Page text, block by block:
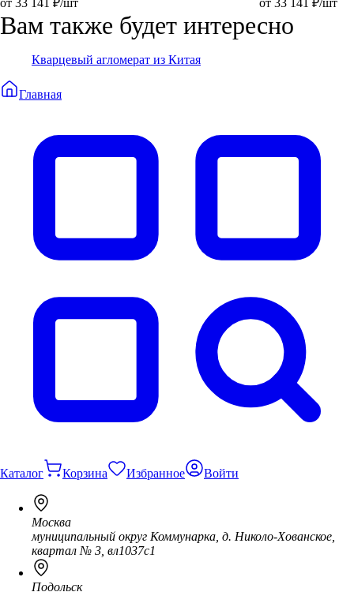
от 33 141 ₽/шт
от 33 141 ₽/шт
Вам также будет интересно
Кварцевый агломерат из Китая
Главная
Каталог Корзина Избранное Войти
Москва
муниципальный округ Коммунарка, д. Николо-Хованское,
квартал № 3, вл1037с1
Подольск